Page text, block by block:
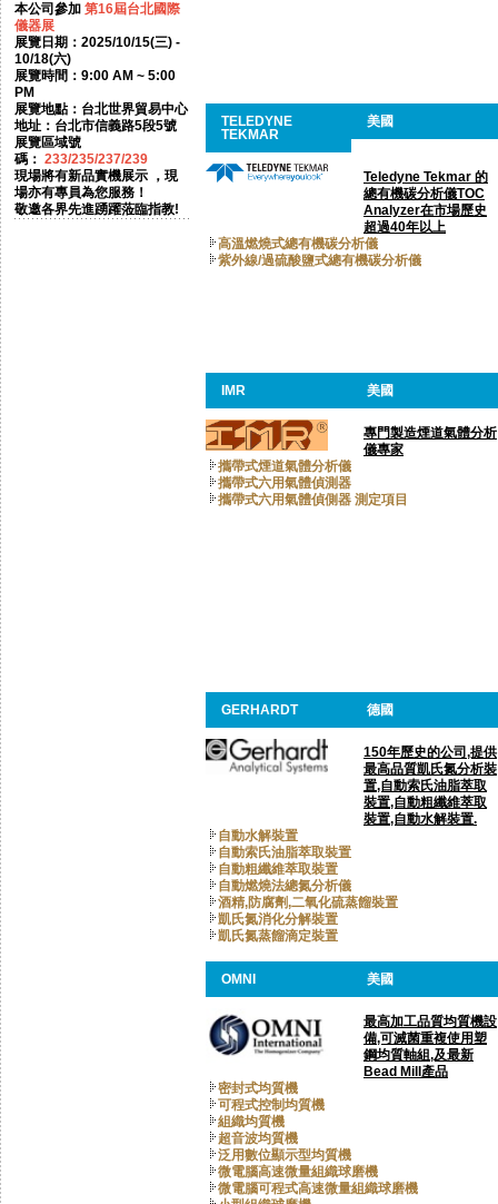
本公司參加 第16屆台北國際
儀器展
展覽日期：2025/10/15(三) -
10/18(六)
展覽時間：9:00 AM ~ 5:00
PM
展覽地點：台北世界貿易中心
地址：台北市信義路5段5號
展覽區域號
碼： 233/235/237/239
現場將有新品實機展示 ，現
場亦有專員為您服務！
敬邀各界先進踴躍蒞臨指教!
TELEDYNE
TEKMAR
美國
Teledyne Tekmar 的
總有機碳分析儀TOC
Analyzer在市場歷史
超過40年以上
高溫燃燒式總有機碳分析儀
紫外線/過硫酸鹽式總有機碳分析儀
IMR 美國
專門製造煙道氣體分析
儀專家
攜帶式煙道氣體分析儀
攜帶式六用氣體偵測器
攜帶式六用氣體偵側器 測定項目
GERHARDT 德國
150年歷史的公司,提供
最高品質凱氏氮分析裝
置,自動索氏油脂萃取
裝置,自動粗纖維萃取
裝置,自動水解裝置.
自動水解裝置
自動索氏油脂萃取裝置
自動粗纖維萃取裝置
自動燃燒法總氮分析儀
酒精,防腐劑,二氧化硫蒸餾裝置
凱氏氮消化分解裝置
凱氏氮蒸餾滴定裝置
OMNI 美國
最高加工品質均質機設
備,可滅菌重複使用塑
鋼均質軸組,及最新
Bead Mill產品
密封式均質機
可程式控制均質機
組織均質機
超音波均質機
泛用數位顯示型均質機
微電腦高速微量組織球磨機
微電腦可程式高速微量組織球磨機